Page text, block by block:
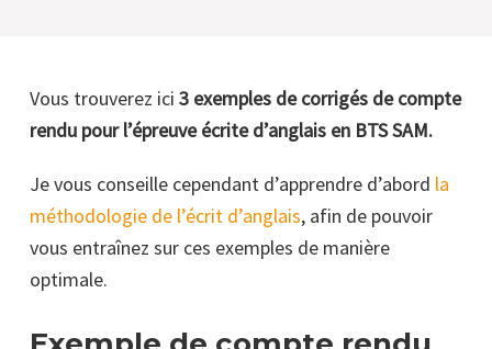
Vous trouverez ici 3 exemples de corrigés de compte
rendu pour l’épreuve écrite d’anglais en BTS SAM.
Je vous conseille cependant d’apprendre d’abord la
méthodologie de l’écrit d’anglais, afin de pouvoir
vous entraînez sur ces exemples de manière
optimale.